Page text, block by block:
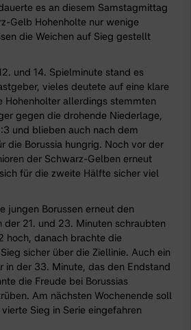
es an diesem Samstagmittag
Gelb Hohenholte nur wenige
die Weichen auf Sieg gestellt
und 14. Spielminute stand es
vieles deutete auf eine klare
Hohenholter allerdings stemmten
gegen die drohende Niederlage,
und blieben auch nach dem
die Borussia hungrig. Noch vor der
der Schwarz-Gelben erneut
für die zweite Hälfte sicher viel
jungen Borussen erneut den
der 21. und 23. Minuten schraubten
hoch, danach brachte die
sicher über die Ziellinie. Auch ein
in der 33. Minute, das den Endstand
die Freude bei Borussias
Am nächsten Wochenende soll
Sieg in Serie eingefahren